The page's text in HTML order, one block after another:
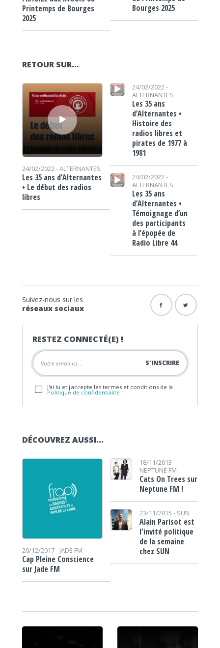
Printemps de Bourges
2025
Bourges 2025
RETOUR SUR…
Lecteur audio
24/02/2022 -ALTERNANTES
Les 35 ans d’Alternantes
• Le début des radios
libres
Lecteur audio
24/02/2022 -
ALTERNANTES
Les 35 ans
d’Alternantes •
Histoire des
radios libres et
pirates de 1977 à
1981
Lecteur audio
24/02/2022 -
ALTERNANTES
Les 35 ans
d’Alternantes •
Témoignage d’un
des participants
à l’épopée de
Radio Libre 44
Suivez-nous sur les
réseaux sociaux
RESTEZ CONNECTÉ(E) !
J'ai lu et j'accepte les termes et conditions de la
Politique de confidentialité
DÉCOUVREZ AUSSI…
20/12/2017 - JADE FM
Cap Pleine Conscience
sur Jade FM
18/11/2013 -
NEPTUNE FM
Cats On Trees sur
Neptune FM !
23/11/2015 - SUN
Alain Parisot est
l'invité politique
de la semaine
chez SUN